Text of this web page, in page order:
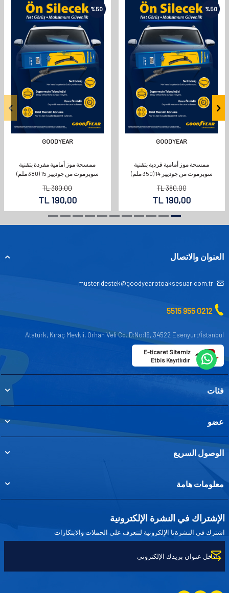
%50
GOODYEAR
ممسحة موز أمامية فردية بتقنية
سوبرموت من جوديير 14 (350 ملم)
380,00
TL
190,00
TL
%50
GOODYEAR
ممسحة موز أمامية مفردة بتقنية
سوبرموت من جوديير 15 (380 ملم)
380,00
TL
190,00
TL
العنوان والاتصال
musteridestek@goodyearotoaksesuar.com.tr
0212 955 5515
Atatürk, Kıraç Mevkii, Orhan Veli Cd. D:No:19, 34522 Esenyurt/İstanbul
E-ticaret Sitemiz
Etbis Kayıtlıdır
فئات
عضو
الوصول السريع
معلومات هامة
الإشتراك في النشرة الإلكترونية
اشترك في النشرةنا الإلكرونية لتتعرف على الحملات والابتكارات